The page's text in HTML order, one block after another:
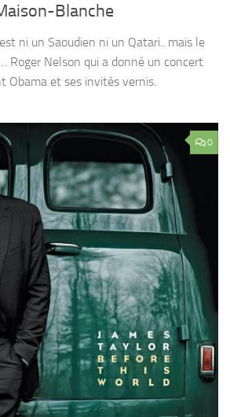
Blanche
ni un Saoudien ni un Qatari.. mais le
Roger Nelson qui a donné un concert
Obama et ses invités vernis.
0